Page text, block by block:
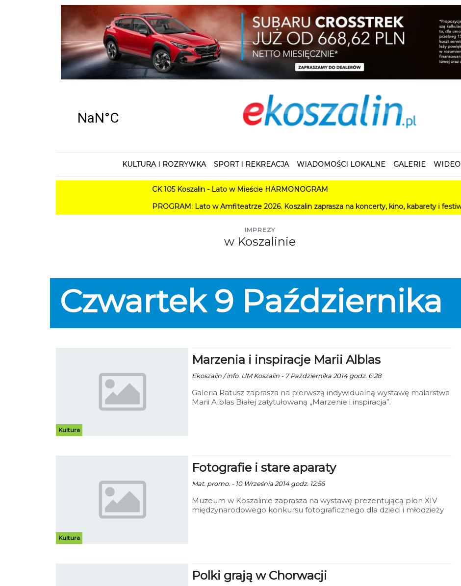
KULTURA I ROZRYWKA SPORT I REKREACJA WIADOMOŚCI LOKALNE GALERIE WIDEO
CK 105 Koszalin - Lato w Mieście HARMONOGRAM
PROGRAM: Lato w Amfiteatrze 2026. Koszalin zaprasza na koncerty, kino, kabarety i festiwale
IMPREZY
w Koszalinie
Czwartek 9 Października
Kultura
Marzenia i inspiracje Marii Alblas
Ekoszalin / info. UM Koszalin - 7 Października 2014 godz. 6:28
Galeria Ratusz zaprasza na pierwszą indywidualną wystawę malarstwa
Marii Alblas Białej zatytułowaną „Marzenie i inspiracja”.
Kultura
Fotografie i stare aparaty
Mat. promo. - 10 Września 2014 godz. 12:56
Muzeum w Koszalinie zaprasza na wystawę prezentującą plon XIV
międzynarodowego konkursu fotograficznego dla dzieci i młodzieży
Polki grają w Chorwacji